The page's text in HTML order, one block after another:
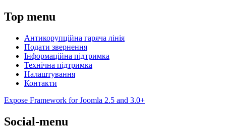
Top menu
Антикорупційна гаряча лінія
Подати звернення
Інформаційна підтримка
Технічна підтримка
Налаштування
Контакти
Expose Framework for Joomla 2.5 and 3.0+
Social-menu